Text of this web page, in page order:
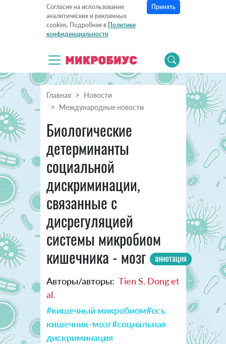
Согласие на использование
аналитических и рекламных
cookies. Подробнее в Политике
конфиденциальности
Принять
Главная
Новости
Международные новости
Биологические
детерминанты
социальной
дискриминации,
связанные с
дисрегуляцией
системы микробиом
кишечника - мозг
аннотация
Авторы/авторы: Tien S. Dong et
al.
#кишечный микробиом#ось
кишечник-мозг#социальная
дискриминация